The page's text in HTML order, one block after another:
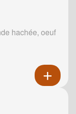
hachée, oeuf